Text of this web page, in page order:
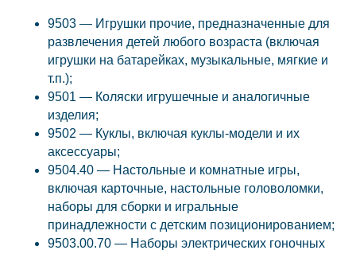
9503 — Игрушки прочие, предназначенные для
развлечения детей любого возраста (включая
игрушки на батарейках, музыкальные, мягкие и
т.п.);
9501 — Коляски игрушечные и аналогичные
изделия;
9502 — Куклы, включая куклы-модели и их
аксессуары;
9504.40 — Настольные и комнатные игры,
включая карточные, настольные головоломки,
наборы для сборки и игральные
принадлежности с детским позиционированием;
9503.00.70 — Наборы электрических гоночных